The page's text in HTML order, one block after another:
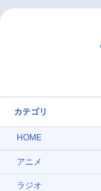
カテゴリ
HOME
アニメ
ラジオ